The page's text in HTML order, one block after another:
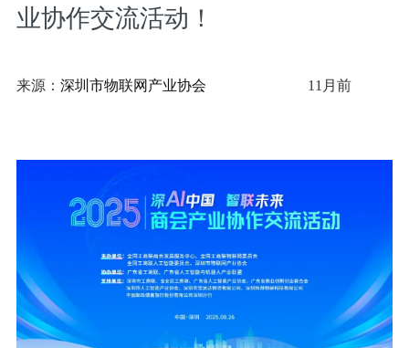
业协作交流活动！
来源： 深圳市物联网产业协会 11月前